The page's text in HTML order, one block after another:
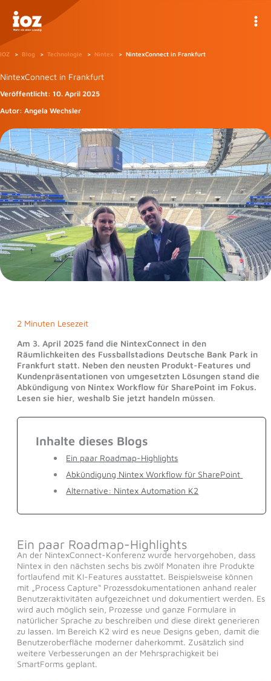
Inhalt
springen
IOZ Blog Technologie Nintex NintexConnect in Frankfurt
NintexConnect in Frankfurt
Veröffentlicht: 10. April 2025
Autor: Angela Wechsler
2 Minuten Lesezeit
Am 3. April 2025 fand die NintexConnect in den
Räumlichkeiten des Fussballstadions Deutsche Bank Park in
Frankfurt statt. Neben den neusten Produkt-Features und
Kundenpräsentationen von umgesetzten Lösungen stand die
Abkündigung von Nintex Workflow für SharePoint im Fokus.
Lesen sie hier, weshalb Sie jetzt handeln müssen.
Inhalte dieses Blogs
Ein paar Roadmap-Highlights
Abkündigung Nintex Workflow für SharePoint
Alternative: Nintex Automation K2
Ein paar Roadmap-Highlights
An der NintexConnect-Konferenz wurde hervorgehoben, dass
Nintex in den nächsten sechs bis zwölf Monaten ihre Produkte
fortlaufend mit KI-Features ausstattet. Beispielsweise können
mit „Process Capture“ Prozessdokumentationen anhand realer
Benutzeraktivitäten aufgezeichnet und dokumentiert werden. Es
wird auch möglich sein, Prozesse und ganze Formulare in
natürlicher Sprache zu beschreiben und diese direkt generieren
zu lassen. Im Bereich K2 wird es neue Designs geben, damit die
Benutzeroberfläche moderner daherkommt. Zusätzlich sind
weitere Verbesserungen an der Mehrsprachigkeit bei
SmartForms geplant.